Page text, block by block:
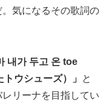
気になるその歌詞の
내가 두고 온 toe
ウシューズ）」
と
リーナを目指してい